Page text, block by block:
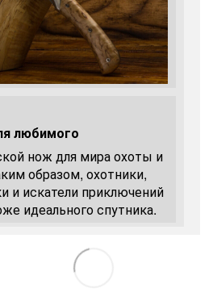
любимого
нож для мира охоты и
образом, охотники,
и искатели приключений
идеального спутника.